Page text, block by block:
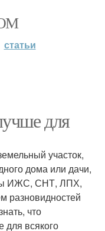
статьи
для
участок,
дома или дачи,
ИЖС, СНТ, ЛПХ,
разновидностей
что
для всякого